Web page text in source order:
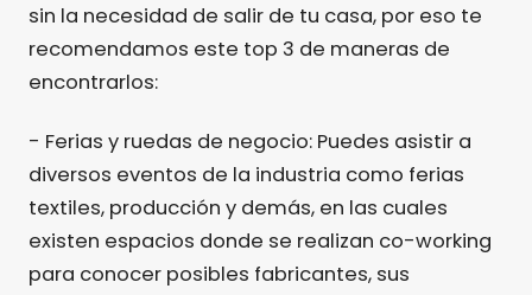
sin la necesidad de salir de tu casa, por eso te
recomendamos este top 3 de maneras de
encontrarlos:
- Ferias y ruedas de negocio: Puedes asistir a
diversos eventos de la industria como ferias
textiles, producción y demás, en las cuales
existen espacios donde se realizan co-working
para conocer posibles fabricantes, sus